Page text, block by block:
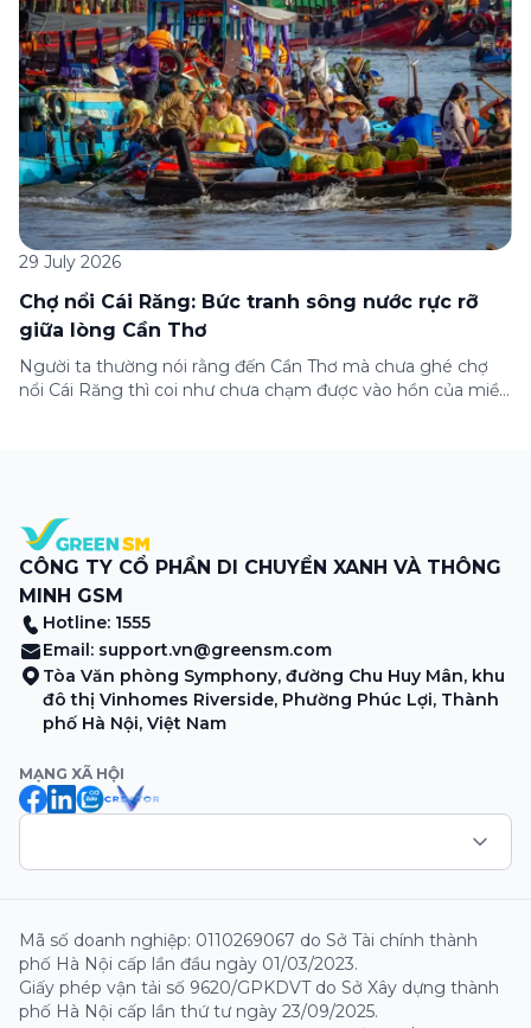
29 July 2026
Chợ nổi Cái Răng: Bức tranh sông nước rực rỡ
giữa lòng Cần Thơ
Người ta thường nói rằng đến Cần Thơ mà chưa ghé chợ
nổi Cái Răng thì coi như chưa chạm được vào hồn của miền
CÔNG TY CỔ PHẦN DI CHUYỂN XANH VÀ THÔNG
MINH GSM
Hotline: 1555
Email: support.vn@greensm.com
Tòa Văn phòng Symphony, đường Chu Huy Mân, khu
đô thị Vinhomes Riverside, Phường Phúc Lợi, Thành
phố Hà Nội, Việt Nam
MẠNG XÃ HỘI
Mã số doanh nghiệp: 0110269067 do Sở Tài chính thành
phố Hà Nội cấp lần đầu ngày 01/03/2023.
Giấy phép vận tải số 9620/GPKDVT do Sở Xây dựng thành
phố Hà Nội cấp lần thứ tư ngày 23/09/2025.